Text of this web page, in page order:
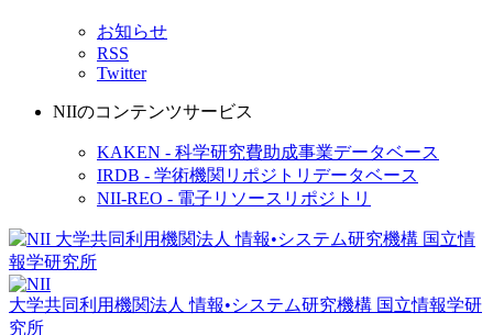
お知らせ
RSS
Twitter
NIIのコンテンツサービス
KAKEN - 科学研究費助成事業データベース
IRDB - 学術機関リポジトリデータベース
NII-REO - 電子リソースリポジトリ
大学共同利用機関法人 情報•システム研究機構 国立情報学研
究所